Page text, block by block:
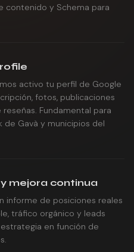
contenido y Schema para
activo tu perfil de Google
fotos, publicaciones
Fundamental para
de Gavà y municipios del
mejora continua
informe de posiciones reales
tráfico orgánico y leads
en función de